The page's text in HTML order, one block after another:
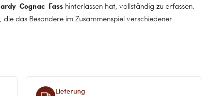
Cognac-Fass hinterlassen hat, vollständig zu erfassen.
das Besondere im Zusammenspiel verschiedener
Lieferung